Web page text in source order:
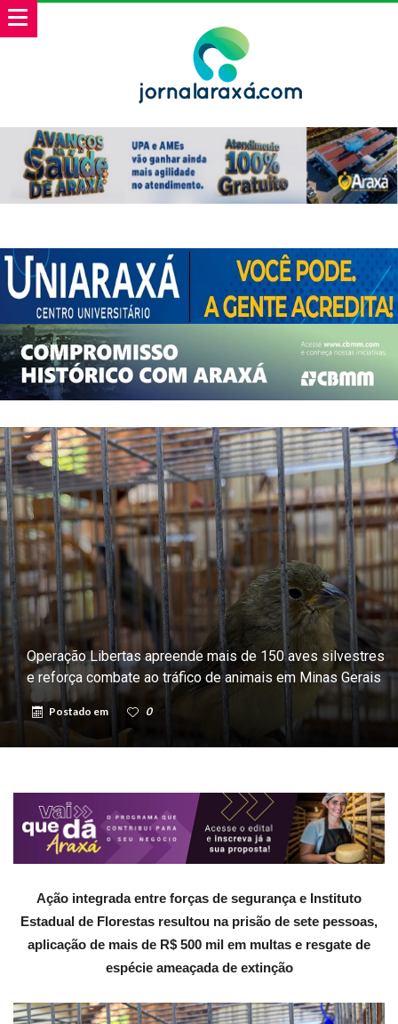
Operação Libertas apreende mais de 150 aves silvestres
e reforça combate ao tráfico de animais em Minas Gerais
Postado em 0
Ação integrada entre forças de segurança e Instituto
Estadual de Florestas resultou na prisão de sete pessoas,
aplicação de mais de R$ 500 mil em multas e resgate de
espécie ameaçada de extinção